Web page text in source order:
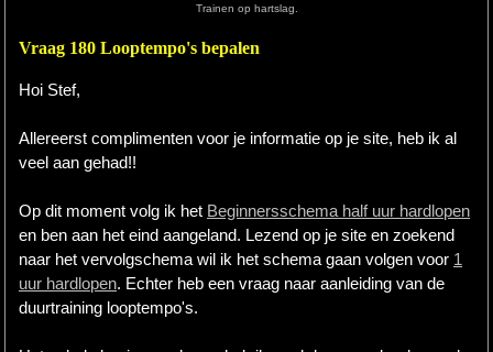
Hardlopen
Extra
Tips
Boeken
Site
Trainen op hartslag.
Vraag 180 Looptempo's bepalen
Hoi Stef,
Allereerst complimenten voor je informatie op je site, heb ik al
veel aan gehad!!
Op dit moment volg ik het Beginnersschema half uur hardlopen
en ben aan het eind aangeland. Lezend op je site en zoekend
naar het vervolgschema wil ik het schema gaan volgen voor 1
uur hardlopen. Echter heb een vraag naar aanleiding van de
duurtraining looptempo's.